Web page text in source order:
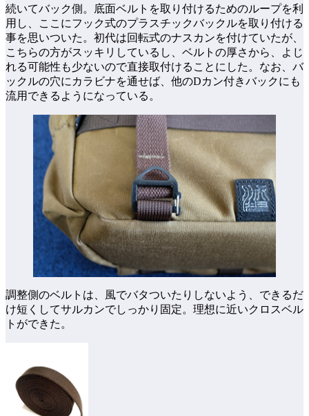
続いてバック側。底面ベルトを取り付けるためのループを利
用し、ここにフック式のプラスチックバックルを取り付ける
事を思いついた。初代は回転式のナスカンを付けていたが、
こちらの方がスッキリしているし、ベルトの厚さから、よじ
れる可能性も少ないので直接取付けることにした。なお、バ
ックルの穴にカラビナを通せば、他のDカン付きバックにも
流用できるようになっている。
調整側のベルトは、風でバタついたりしないよう、できるだ
け短くしてサルカンでしっかり固定。理想に近いクロスベル
トができた。